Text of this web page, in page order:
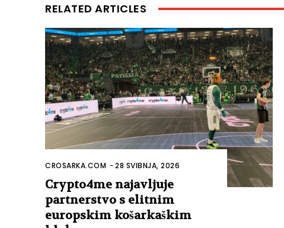
RELATED ARTICLES
CROSARKA.COM -28 SVIBNJA, 2026
Crypto4me najavljuje
partnerstvo s elitnim
europskim košarkaškim